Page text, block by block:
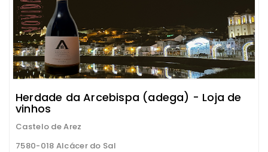
Herdade da Arcebispa (adega) - Loja de
vinhos
Castelo de Arez
7580-018 Alcácer do Sal